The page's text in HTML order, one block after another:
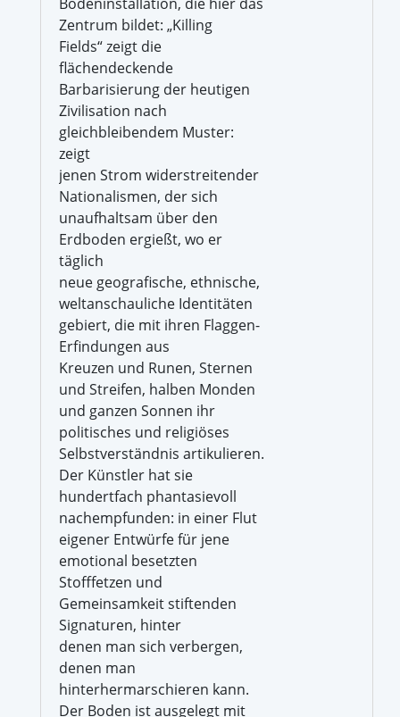
Zentrum bildet: „Killing
Fields“ zeigt die
flächendeckende
Barbarisierung der heutigen
Zivilisation nach
gleichbleibendem Muster:
zeigt
jenen Strom widerstreitender
Nationalismen, der sich
unaufhaltsam über den
Erdboden ergießt, wo er
täglich
neue geografische, ethnische,
weltanschauliche Identitäten
gebiert, die mit ihren Flaggen-
Erfindungen aus
Kreuzen und Runen, Sternen
und Streifen, halben Monden
und ganzen Sonnen ihr
politisches und religiöses
Selbstverständnis artikulieren.
Der Künstler hat sie
hundertfach phantasievoll
nachempfunden: in einer Flut
eigener Entwürfe für jene
emotional besetzten
Stofffetzen und
Gemeinsamkeit stiftenden
Signaturen, hinter
denen man sich verbergen,
denen man
hinterhermarschieren kann.
Der Boden ist ausgelegt mit